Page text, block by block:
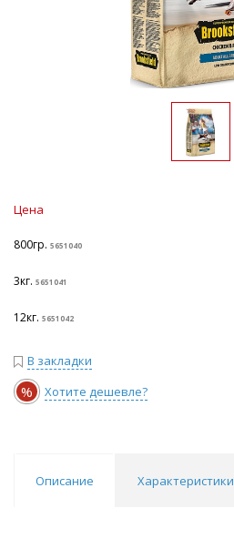
Цена
800гр. 5651040
3кг. 5651041
12кг. 5651042
В закладки
% Хотите дешевле?
Описание Характеристики